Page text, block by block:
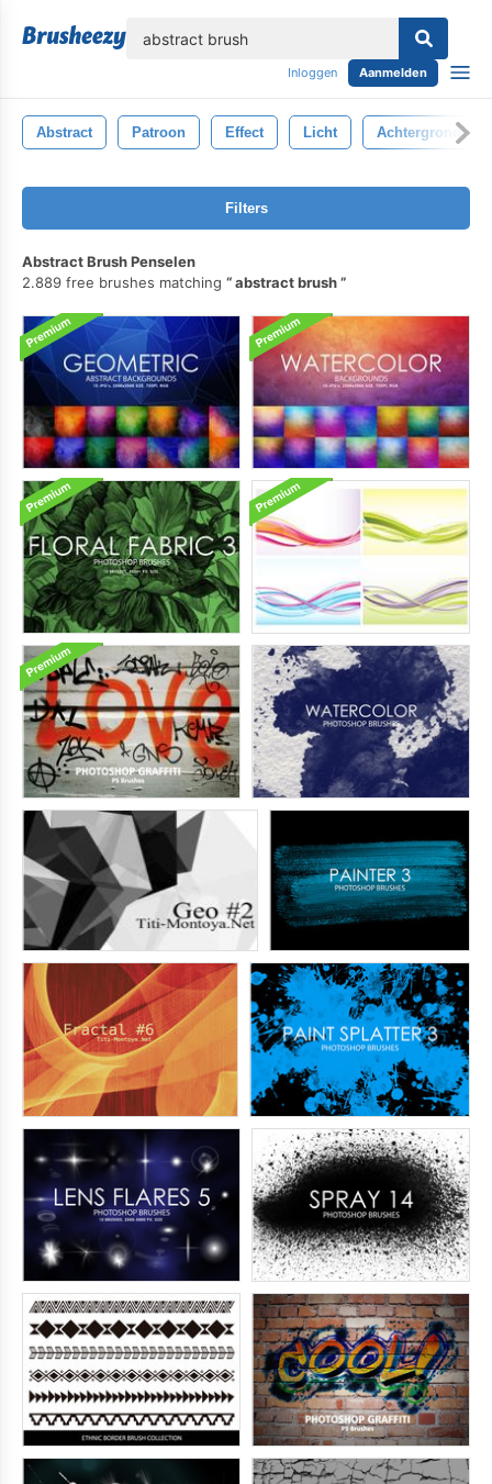
Inloggen Aanmelden
Abstract Patroon Effect Licht Achtergrond
Filters
Abstract Brush Penselen
2.889 free brushes matching
abstract brush